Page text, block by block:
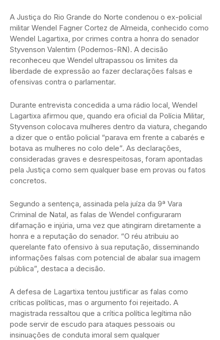
A Justiça do Rio Grande do Norte condenou o ex-policial
militar Wendel Fagner Cortez de Almeida, conhecido como
Wendel Lagartixa, por crimes contra a honra do senador
Styvenson Valentim (Podemos-RN). A decisão
reconheceu que Wendel ultrapassou os limites da
liberdade de expressão ao fazer declarações falsas e
ofensivas contra o parlamentar.
Durante entrevista concedida a uma rádio local, Wendel
Lagartixa afirmou que, quando era oficial da Polícia Militar,
Styvenson colocava mulheres dentro da viatura, chegando
a dizer que o então policial “parava em frente a cabarés e
botava as mulheres no colo dele”. As declarações,
consideradas graves e desrespeitosas, foram apontadas
pela Justiça como sem qualquer base em provas ou fatos
concretos.
Segundo a sentença, assinada pela juíza da 9ª Vara
Criminal de Natal, as falas de Wendel configuraram
difamação e injúria, uma vez que atingiram diretamente a
honra e a reputação do senador. “O réu atribuiu ao
querelante fato ofensivo à sua reputação, disseminando
informações falsas com potencial de abalar sua imagem
pública”, destaca a decisão.
A defesa de Lagartixa tentou justificar as falas como
críticas políticas, mas o argumento foi rejeitado. A
magistrada ressaltou que a crítica política legítima não
pode servir de escudo para ataques pessoais ou
insinuações de conduta imoral sem qualquer